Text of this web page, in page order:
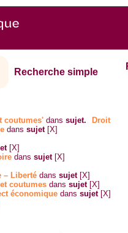
Recherche simple
coutumes' danssujet.
Droit
danssujet [X]
[X]
danssujet [X]
– Liberté danssujet [X]
coutumes danssujet [X]
économique danssujet [X]